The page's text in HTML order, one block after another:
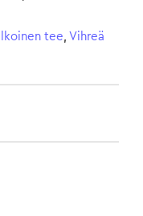
tee, Vihreä